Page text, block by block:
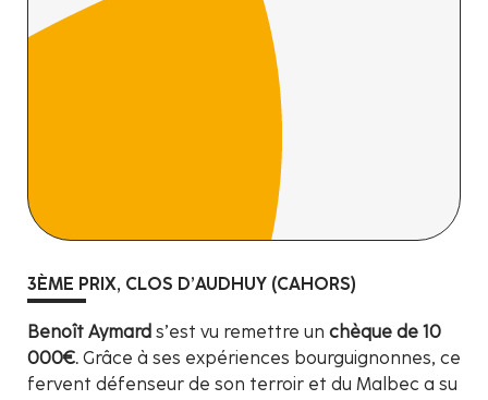
3ÈME PRIX, CLOS D’AUDHUY (CAHORS)
Benoît Aymard s’est vu remettre un chèque de 10
000€. Grâce à ses expériences bourguignonnes, ce
fervent défenseur de son terroir et du Malbec a su